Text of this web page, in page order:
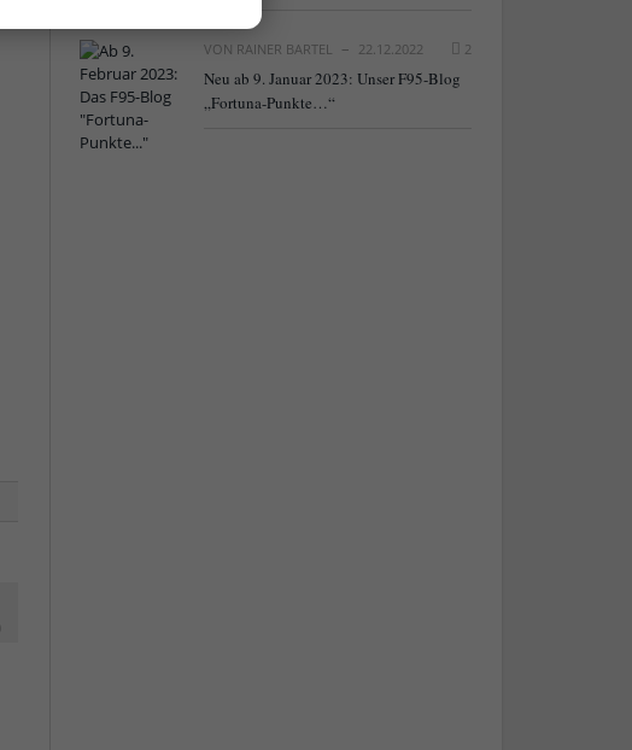
VON RAINER BARTEL 22.12.2022 2
Neu ab 9. Januar 2023: Unser F95-Blog
„Fortuna-Punkte…“